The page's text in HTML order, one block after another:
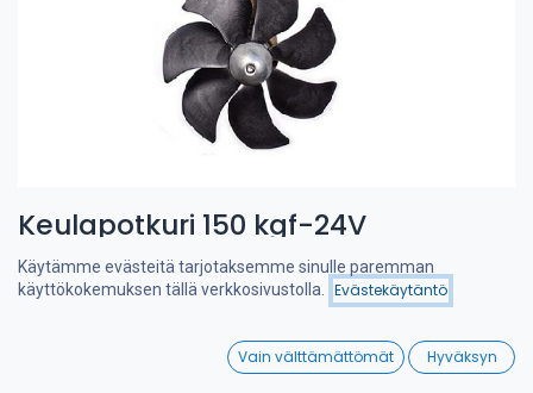
Suosituimmat
Wishlist
Keulapotkuri 150 kgf-24V
Teho 6.5 kW – Tunneli 250 mm -työntö 150 kgf
Tehokas ja hiljainen keulapotkuri, suunniteltu Hollannissa.
Erikoissuunnitellut 7-lapaiset potkurit antavat erittäin suuren
Käytämme evästeitä tarjotaksemme sinulle paremman
käyttökokemuksen tällä verkkosivustolla.
Evästekäytäntö
Vain välttämättömät Hyväksyn